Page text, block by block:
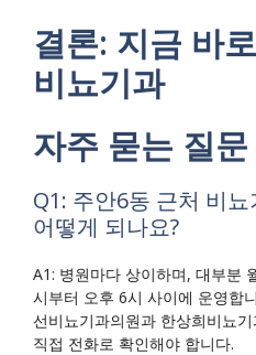
결론: 지금 바
비뇨기과
자주 묻는 질
Q1: 주안6동 근처 비
어떻게 되나요?
A1: 병원마다 상이하며, 대부분
시부터 오후 6시 사이에 운영합
선비뇨기과의원과 한상희비뇨
직접 전화로 확인해야 합니다.